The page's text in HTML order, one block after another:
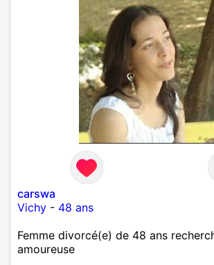
carswa
Vichy - 48 ans
Femme divorcé(e) de 48 ans
amoureuse